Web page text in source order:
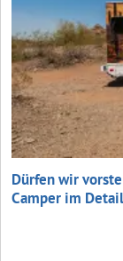
Dürfen wir
Camper im Detail